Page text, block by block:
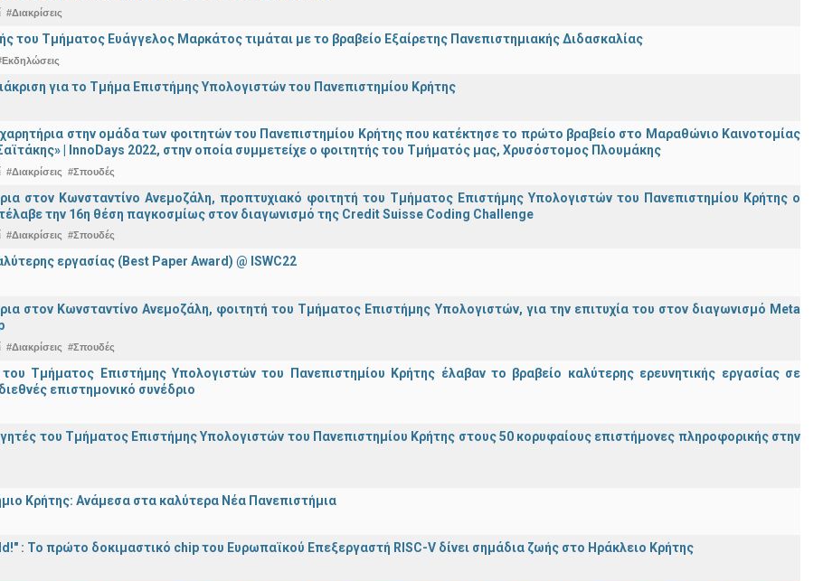
#Διακρίσεις
του Τμήματος Ευάγγελος Μαρκάτος τιμάται με το βραβείο Εξαίρετης Πανεπιστημιακής Διδασκαλίας
για το Τμήμα Επιστήμης Υπολογιστών του Πανεπιστημίου Κρήτης
στην ομάδα των φοιτητών του Πανεπιστημίου Κρήτης που κατέκτησε το πρώτο βραβείο στο Μαραθώνιο Καινοτομίας
| InnoDays 2022, στην οποία συμμετείχε ο φοιτητής του Τμήματός μας, Χρυσόστομος Πλουμάκης
#Διακρίσεις #Σπουδές
στον Κωνσταντίνο Ανεμοζάλη, προπτυχιακό φοιτητή του Τμήματος Επιστήμης Υπολογιστών του Πανεπιστημίου Κρήτης ο
την 16η θέση παγκοσμίως στον διαγωνισμό της Credit Suisse Coding Challenge
#Διακρίσεις #Σπουδές
εργασίας (Best Paper Award) @ ISWC22
στον Κωνσταντίνο Ανεμοζάλη, φοιτητή του Τμήματος Επιστήμης Υπολογιστών, για την επιτυχία του στον διαγωνισμό Meta
#Διακρίσεις #Σπουδές
Τμήματος Επιστήμης Υπολογιστών του Πανεπιστημίου Κρήτης έλαβαν το βραβείο καλύτερης ερευνητικής εργασίας σε
επιστημονικό συνέδριο
του Τμήματος Επιστήμης Υπολογιστών του Πανεπιστημίου Κρήτης στους 50 κορυφαίους επιστήμονες πληροφορικής στην
Κρήτης: Ανάμεσα στα καλύτερα Νέα Πανεπιστήμια
: Το πρώτο δοκιμαστικό chip του Ευρωπαϊκού Επεξεργαστή RISC-V δίνει σημάδια ζωής στο Ηράκλειο Κρήτης